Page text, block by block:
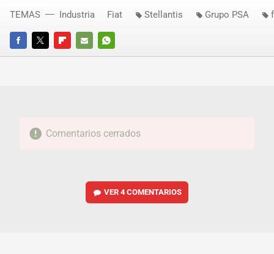
FACEBOOKTWITTERFLIPBOARD
E-
WHATSAPP
TEMAS Industria Fiat Stellantis Grupo PSA
Comentarios cerrados
VER4 COMENTARIOS